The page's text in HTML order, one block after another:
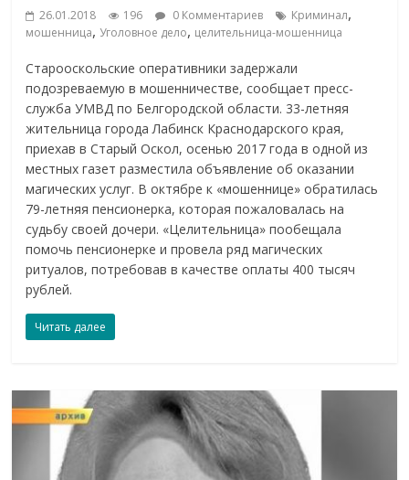
26.01.2018 196 0 Комментариев Криминал,
мошенница, Уголовное дело, целительница-мошенница
Старооскольские оперативники задержали
подозреваемую в мошенничестве, сообщает пресс-
служба УМВД по Белгородской области. 33-летняя
жительница города Лабинск Краснодарского края,
приехав в Старый Оскол, осенью 2017 года в одной из
местных газет разместила объявление об оказании
магических услуг. В октябре к «мошеннице» обратилась
79-летняя пенсионерка, которая пожаловалась на
судьбу своей дочери. «Целительница» пообещала
помочь пенсионерке и провела ряд магических
ритуалов, потребовав в качестве оплаты 400 тысяч
рублей.
Читать далее